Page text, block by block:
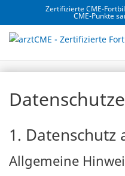
Zertifizierte CME-
CME-Punkte
1. Datenschutz
Allgemeine